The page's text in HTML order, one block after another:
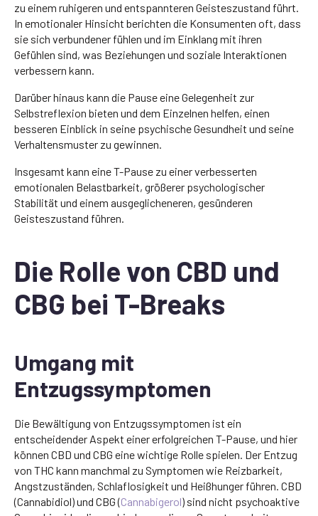
zu einem ruhigeren und entspannteren Geisteszustand führt.
In emotionaler Hinsicht berichten die Konsumenten oft, dass
sie sich verbundener fühlen und im Einklang mit ihren
Gefühlen sind, was Beziehungen und soziale Interaktionen
verbessern kann.
Darüber hinaus kann die Pause eine Gelegenheit zur
Selbstreflexion bieten und dem Einzelnen helfen, einen
besseren Einblick in seine psychische Gesundheit und seine
Verhaltensmuster zu gewinnen.
Insgesamt kann eine T-Pause zu einer verbesserten
emotionalen Belastbarkeit, größerer psychologischer
Stabilität und einem ausgeglicheneren, gesünderen
Geisteszustand führen.
Die Rolle von CBD und
CBG bei T-Breaks
Umgang mit
Entzugssymptomen
Die Bewältigung von Entzugssymptomen ist ein
entscheidender Aspekt einer erfolgreichen T-Pause, und hier
können CBD und CBG eine wichtige Rolle spielen. Der Entzug
von THC kann manchmal zu Symptomen wie Reizbarkeit,
Angstzuständen, Schlaflosigkeit und Heißhunger führen. CBD
(Cannabidiol) und CBG (Cannabigerol) sind nicht psychoaktive